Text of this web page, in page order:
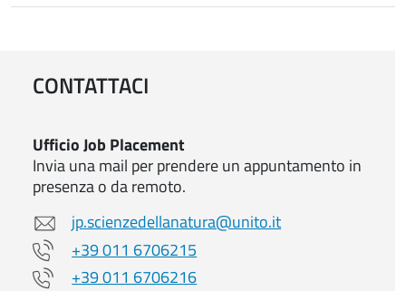
CONTATTACI
Ufficio Job Placement
Invia una mail per prendere un appuntamento in
presenza o da remoto.
jp.scienzedellanatura@unito.it
+39 011 6706215
+39 011 6706216